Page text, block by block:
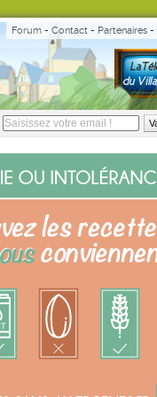
Forum - Contact - Partenaires -